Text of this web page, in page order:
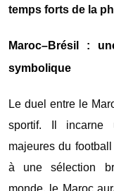
temps forts de la
Maroc–Brésil :
symbolique
Le duel entre le
sportif. Il incarne
majeures du
à une sélection
monde, le Maroc